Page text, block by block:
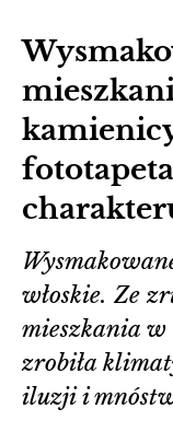
włoskie. Ze
mieszkania
zrobiła
iluzji i